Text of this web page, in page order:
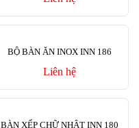
BỘ BÀN ĂN INOX INN 186
Liên hệ
BÀN XẾP CHỮ NHẬT INN 180